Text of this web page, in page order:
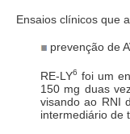
Ensaios clínicos que
prevenção de
RE-LY6 foi um
150 mg duas
visando ao RNI
intermediário de